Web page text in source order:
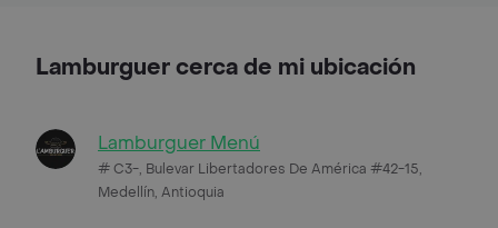
Lamburguer cerca de mi ubicación
Lamburguer Menú
# C3-, Bulevar Libertadores De América #42-15,
Medellín, Antioquia